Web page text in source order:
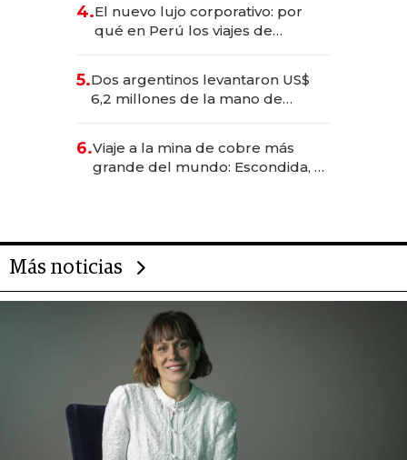
4.El nuevo lujo corporativo: por
qué en Perú los viajes de
para convertirse en experiencias
transformadoras
5.Dos argentinos levantaron US$
6,2 millones de la mano de
6.Viaje a la mina de cobre más
grande del mundo: Escondida, el
Más noticias